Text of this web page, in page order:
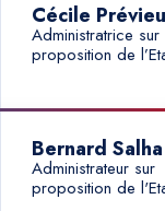
Cécile Prévieu
Administratrice sur
proposition de
Bernard Salha
Administrateur sur
proposition de